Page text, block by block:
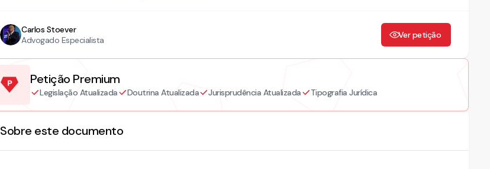
Carlos Stoever
Advogado Especialista
Ver petição
Petição Premium
Legislação Atualizada Doutrina Atualizada Jurisprudência Atualizada Tipografia Jurídica
Sobre este documento